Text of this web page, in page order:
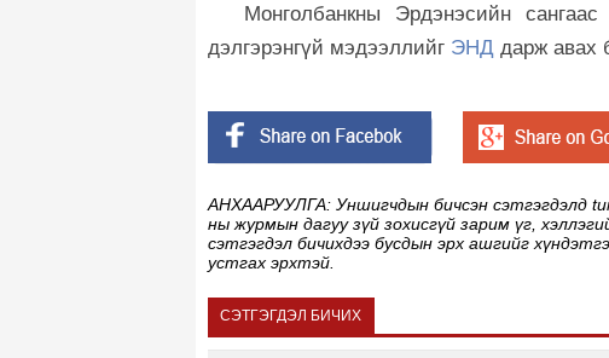
Монголбанкны Эрдэнэсийн
дэлгэрэнгүй мэдээллийг ЭНД дарж авах
АНХААРУУЛГА: Уншигчдын бичсэн сэтгэгдэлд
ны журмын дагуу зүй зохисгүй зарим үг,
сэтгэгдэл бичихдээ бусдын эрх ашгийг
устгах эрхтэй.
СЭТГЭГДЭЛ БИЧИХ